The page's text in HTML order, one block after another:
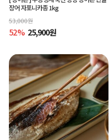
장어 자포니카종 1kg
53,000원
52% 25,900원